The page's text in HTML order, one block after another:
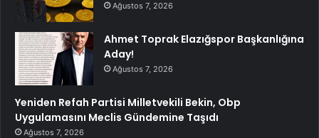
Ağustos 7, 2026
Ahmet Toprak Elazığspor Başkanlığına
Aday!
Ağustos 7, 2026
Yeniden Refah Partisi Milletvekili Bekin, Obp
Uygulamasını Meclis Gündemine Taşıdı
Ağustos 7, 2026